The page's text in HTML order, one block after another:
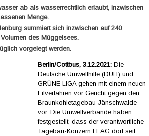
ab als wasserrechtlich erlaubt, inzwischen
Menge.
summiert sich inzwischen auf 240
des Müggelsees.
vorgelegt werden.
Berlin/Cottbus, 3.12.2021: Die
Deutsche Umwelthilfe (DUH) und
GRÜNE LIGA gehen mit einem neuen
Eilverfahren vor Gericht gegen den
Braunkohletagebau Jänschwalde
vor. Die Umweltverbände haben
festgestellt, dass der verantwortliche
Tagebau-Konzern LEAG dort seit